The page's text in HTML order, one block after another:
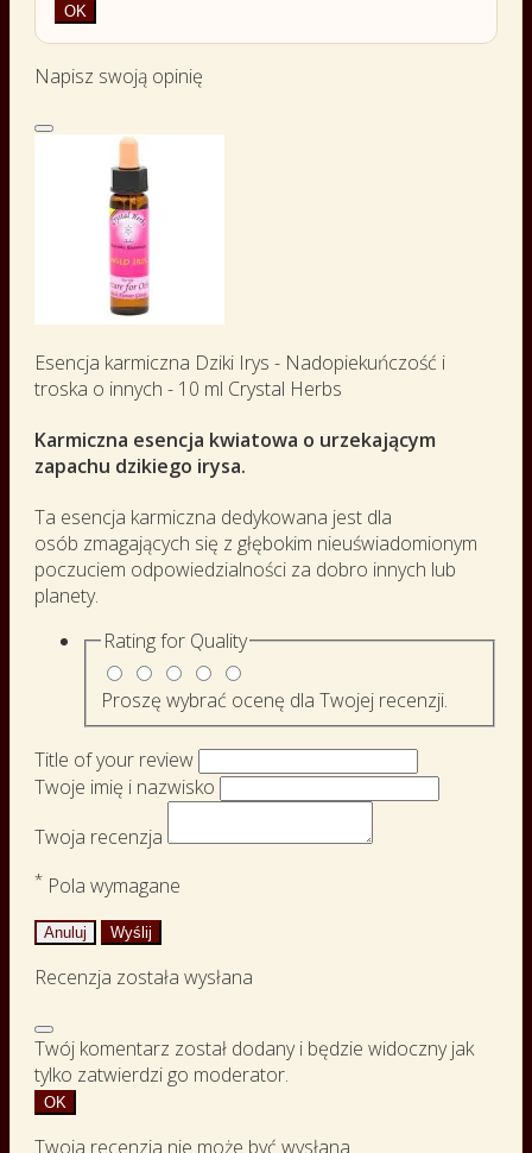
OK
Napisz swoją opinię
Esencja karmiczna Dziki Irys - Nadopiekuńczość i
troska o innych - 10 ml Crystal Herbs
Karmiczna esencja kwiatowa o urzekającym
zapachu dzikiego irysa.
Ta esencja karmiczna dedykowana jest dla
osób zmagających się z głębokim nieuświadomionym
poczuciem odpowiedzialności za dobro innych lub
planety.
Rating for Quality
Proszę wybrać ocenę dla Twojej recenzji.
Title of your review
Twoje imię i nazwisko
Twoja recenzja
* Pola wymagane
Anuluj Wyślij
Recenzja została wysłana
Twój komentarz został dodany i będzie widoczny jak
tylko zatwierdzi go moderator.
OK
Twoja recenzja nie może być wysłana